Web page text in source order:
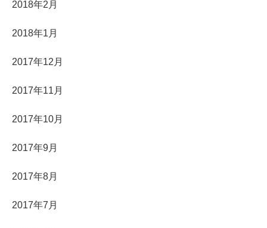
2018年2月
2018年1月
2017年12月
2017年11月
2017年10月
2017年9月
2017年8月
2017年7月